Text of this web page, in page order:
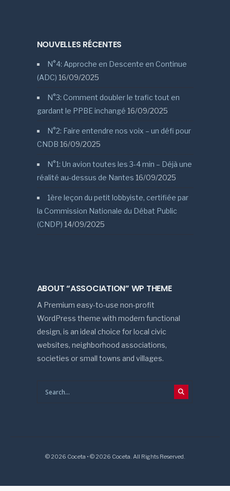
NOUVELLES RÉCENTES
N°4: Approche en Descente en Continue
(ADC) 16/09/2025
N°3: Comment doubler le trafic tout en
gardant le PPBE inchangé 16/09/2025
N°2: Faire entendre nos voix – un défi pour
CNDB 16/09/2025
N°1: Un avion toutes les 3-4 min – Déjà une
réalité au-dessus de Nantes 16/09/2025
1ère leçon du petit lobbyiste, certifiée par
la Commission Nationale du Débat Public
(CNDP) 14/09/2025
ABOUT “ASSOCIATION” WP THEME
A Premium easy-to-use non-profit
WordPress theme with modern functional
design, is an ideal choice for local civic
websites, neighborhood associations,
societies or small towns and villages.
© 2026 Coceta • © 2026 Coceta. All Rights Reserved.